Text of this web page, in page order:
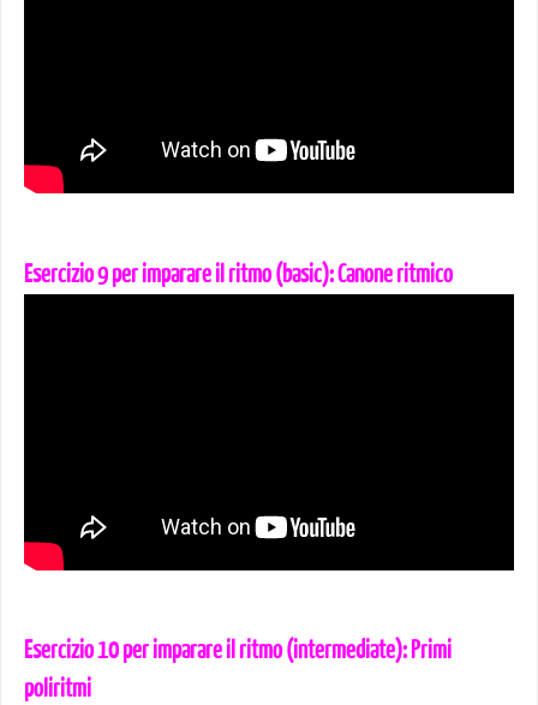
Esercizio 9 per imparare il ritmo (basic): Canone ritmico
Esercizio 10 per imparare il ritmo (intermediate): Primi
poliritmi